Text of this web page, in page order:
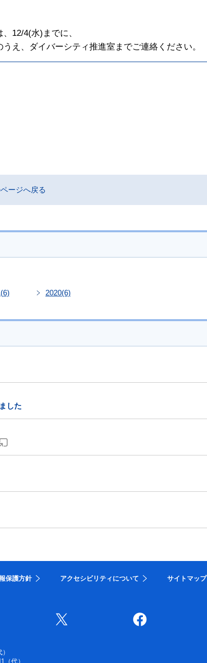
12/4(水)までに、
え、ダイバーシティ推進室までご連絡ください。
ージへ戻る
(6) 2020(6)
した
保護方針 アクセシビリティについて
サイトマップ
（代）